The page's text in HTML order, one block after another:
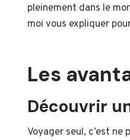
pleinement dans le
moi vous expliquer
Les
Découvrir
Voyager seul, c’est